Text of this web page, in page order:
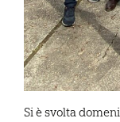
Si è svolta